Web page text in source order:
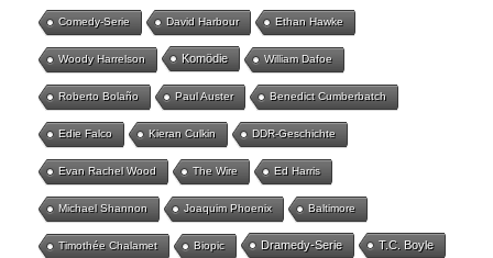
Comedy-Serie David Harbour Ethan Hawke
Woody Harrelson Komödie William Dafoe
Roberto Bolaño Paul Auster Benedict Cumberbatch
Edie Falco Kieran Culkin DDR-Geschichte
Evan Rachel Wood The Wire Ed Harris
Michael Shannon Joaquim Phoenix Baltimore
Timothée Chalamet Biopic Dramedy-Serie T.C. Boyle